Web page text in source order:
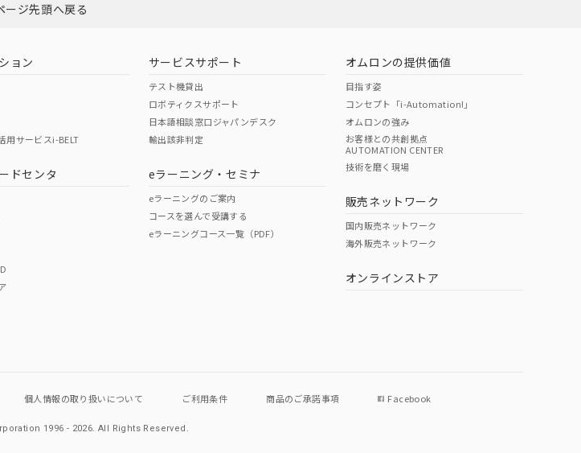
O O
能性があります。
ージ先頭へ戻る
ョン
用サービスi-BELT
ドセンタ
サービスサポート
テスト機貸出
ロボティクスサポート
日本語相談窓口ジャパンデスク
輸出該非判定
eラーニング・セミナ
eラーニングのご案内
コースを選んで受講する
eラーニングコース一覧（PDF）
オムロンの提供価値
目指す姿
コンセプト「i-Automation!」
オムロンの強み
お客様との共創拠点
AUTOMATION CENTER
技術を磨く現場
販売ネットワーク
国内販売ネットワーク
海外販売ネットワーク
オンラインストア
個人情報の取り扱いについて ご利用条件 商品のご承諾事項 Facebook
1996 - 2026.All Rights Reserved.